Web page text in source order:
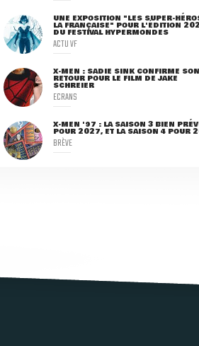
UNE EXPOSITION "LES SUPER-
LA FRANÇAISE" POUR L'ÉDITION
DU FESTIVAL HYPERMONDES
ACTU VF
X-MEN : SADIE SINK CONFIRME SON
RETOUR POUR LE FILM DE JAKE
SCHREIER
ECRANS
X-MEN '97 : LA SAISON 3 BIEN
POUR 2027, ET LA SAISON 4 POUR
BRÈVE